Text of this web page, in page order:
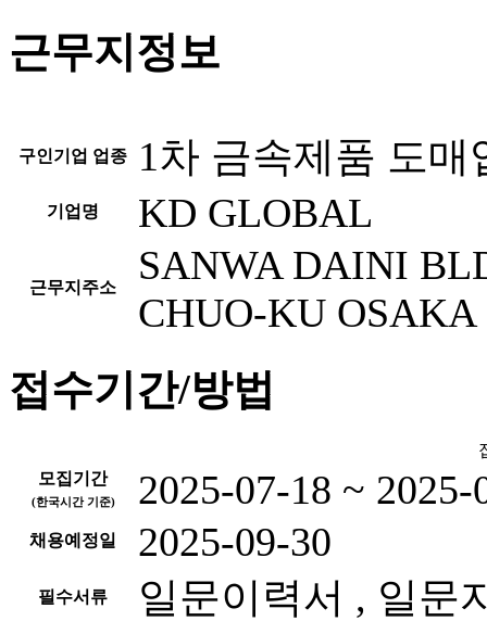
근무지정보
구인기업 업종 1차 금속제품 도매
기업명 KD GLOBAL
근무지주소
SANWA DAINI
CHUO-KU OSAKA
접수기간/방법
모집기간
(한국시간 기준) 2025-07-18 ~ 2025-
채용예정일 2025-09-30
필수서류 일문이력서 , 일문